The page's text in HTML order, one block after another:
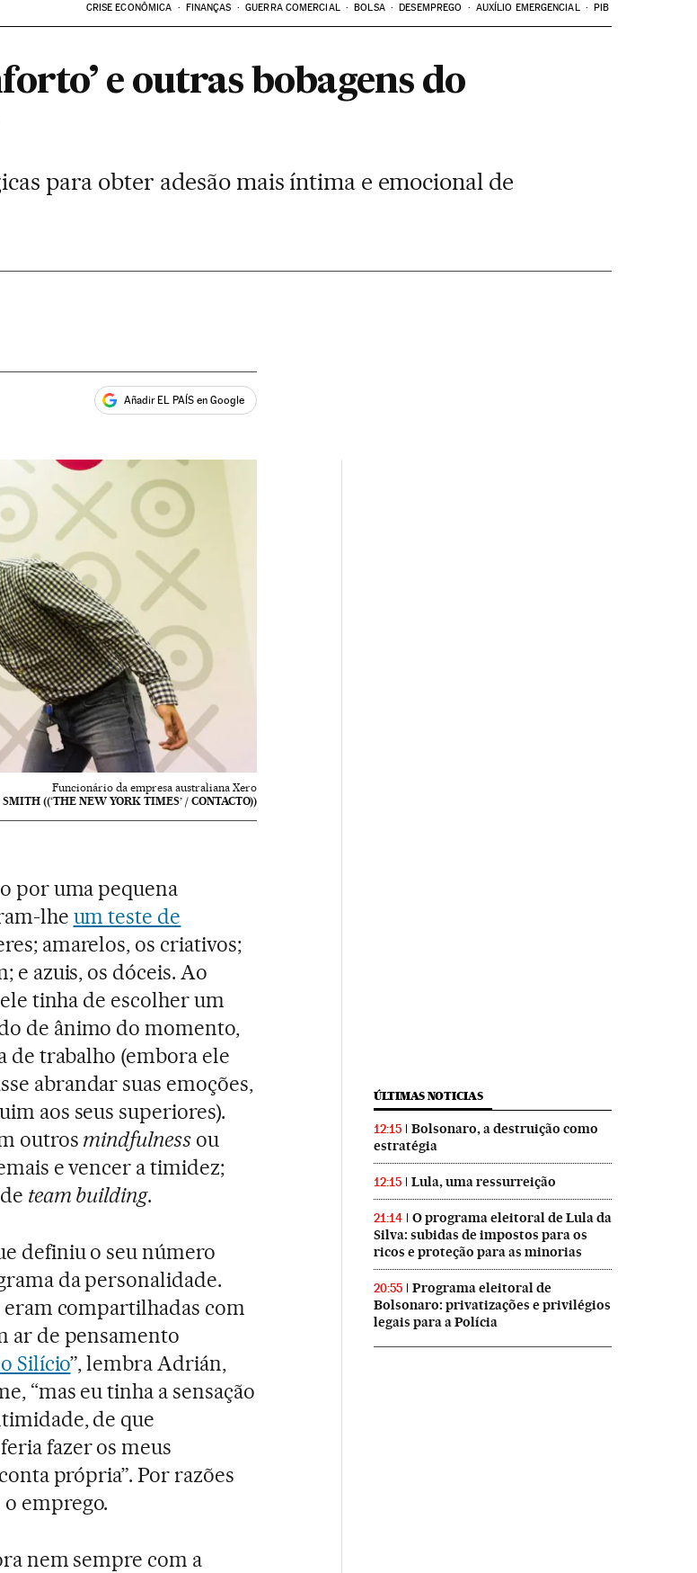
CRISE ECONÔMICA FINANÇAS GUERRA COMERCIAL BOLSA DESEMPREGO AUXÍLIO EMERGENCIAL PIB
e outras bobagens do
para obter adesão mais íntima e emocional de
Añadir EL PAÍS en Google
Funcionário da empresa australiana Xero
((‘THE NEW YORK TIMES’ / CONTACTO))
por uma pequena
lhe um teste de
amarelos, os criativos;
e azuis, os dóceis. Ao
tinha de escolher um
de ânimo do momento,
de trabalho (embora ele
abrandar suas emoções,
aos seus superiores).
outros mindfulness ou
e vencer a timidez;
team building.
definiu o seu número
da personalidade.
eram compartilhadas com
ar de pensamento
Silício”, lembra Adrián,
“mas eu tinha a sensação
de que
fazer os meus
própria”. Por razões
emprego.
nem sempre com a
ÚLTIMAS NOTICIAS
12:15
Bolsonaro, a destruição como
estratégia
12:15 Lula, uma ressurreição
21:14
O programa eleitoral de Lula da
Silva: subidas de impostos para os
ricos e proteção para as minorias
20:55
Programa eleitoral de
Bolsonaro: privatizações e privilégios
legais para a Polícia